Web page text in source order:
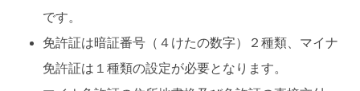
です。
免許証は暗証番号（４けたの数字）２種類、マイナ
免許証は１種類の設定が必要となります。